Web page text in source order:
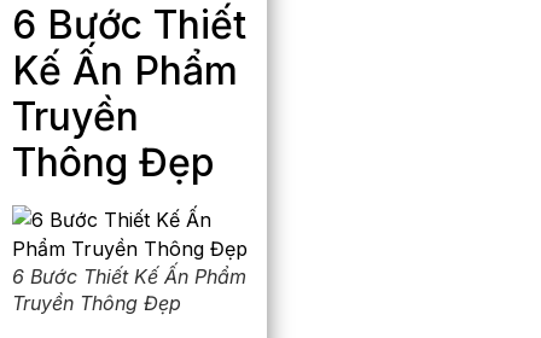
6 Bước Thiết
Kế Ấn Phẩm
Truyền
Thông Đẹp
6 Bước Thiết Kế Ấn Phẩm
Truyền Thông Đẹp